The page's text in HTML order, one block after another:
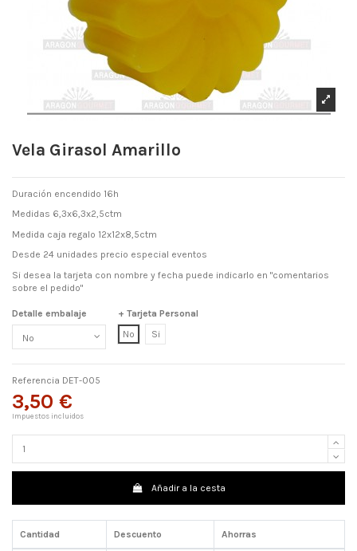
Vela Girasol Amarillo
Duración encendido 16h
Medidas 6,3x6,3x2,5ctm
Medida caja regalo 12x12x8,5ctm
Desde 24 unidades precio especial eventos
Si desea la tarjeta con nombre y fecha puede indicarlo en "comentarios
sobre el pedido"
Detalle embalaje
+ Tarjeta Personal
No
Si
Referencia DET-005
3,50 €
Impuestos incluidos
Añadir a la cesta
Cantidad Descuento Ahorras